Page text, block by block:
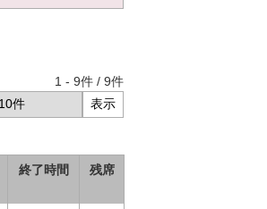
1 - 9件 / 9件
終了時間 残席